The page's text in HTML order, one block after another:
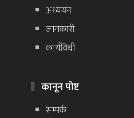
अध्ययन
जानकारी
कार्यविधी
कानून पोष्ट
सम्पर्क